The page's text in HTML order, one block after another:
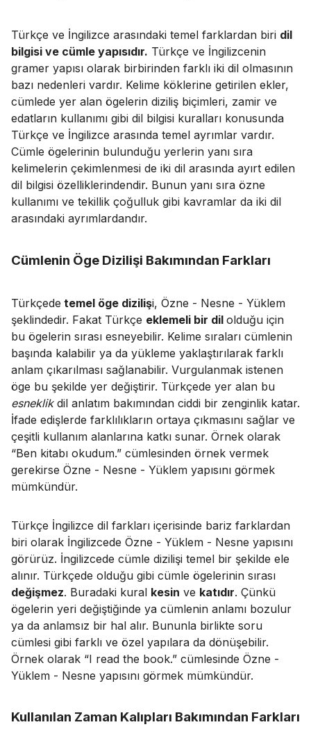
Türkçe ve İngilizce arasındaki temel farklardan biri dil
bilgisi ve cümle yapısıdır. Türkçe ve İngilizcenin
gramer yapısı olarak birbirinden farklı iki dil olmasının
bazı nedenleri vardır. Kelime köklerine getirilen ekler,
cümlede yer alan ögelerin diziliş biçimleri, zamir ve
edatların kullanımı gibi dil bilgisi kuralları konusunda
Türkçe ve İngilizce arasında temel ayrımlar vardır.
Cümle ögelerinin bulunduğu yerlerin yanı sıra
kelimelerin çekimlenmesi de iki dil arasında ayırt edilen
dil bilgisi özelliklerindendir. Bunun yanı sıra özne
kullanımı ve tekillik çoğulluk gibi kavramlar da iki dil
arasındaki ayrımlardandır.
Cümlenin Öge Dizilişi Bakımından Farkları
Türkçede temel öge dizilişi, Özne - Nesne - Yüklem
şeklindedir. Fakat Türkçe eklemeli bir dil olduğu için
bu ögelerin sırası esneyebilir. Kelime sıraları cümlenin
başında kalabilir ya da yükleme yaklaştırılarak farklı
anlam çıkarılması sağlanabilir. Vurgulanmak istenen
öge bu şekilde yer değiştirir. Türkçede yer alan bu
esneklikdil anlatım bakımından ciddi bir zenginlik katar.
İfade edişlerde farklılıkların ortaya çıkmasını sağlar ve
çeşitli kullanım alanlarına katkı sunar. Örnek olarak
“Ben kitabı okudum.” cümlesinden örnek vermek
gerekirse Özne - Nesne - Yüklem yapısını görmek
mümkündür.
Türkçe İngilizce dil farkları içerisinde bariz farklardan
biri olarak İngilizcede Özne - Yüklem - Nesne yapısını
görürüz. İngilizcede cümle dizilişi temel bir şekilde ele
alınır. Türkçede olduğu gibi cümle ögelerinin sırası
değişmez. Buradaki kural kesin ve katıdır. Çünkü
ögelerin yeri değiştiğinde ya cümlenin anlamı bozulur
ya da anlamsız bir hal alır. Bununla birlikte soru
cümlesi gibi farklı ve özel yapılara da dönüşebilir.
Örnek olarak “I read the book.” cümlesinde Özne -
Yüklem - Nesne yapısını görmek mümkündür.
Kullanılan Zaman Kalıpları Bakımından Farkları